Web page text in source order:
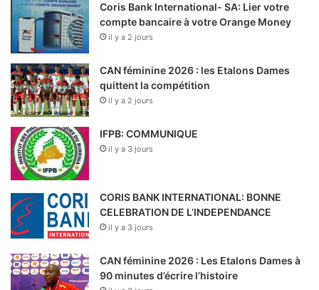
Coris Bank International- SA: Lier votre
compte bancaire à votre Orange Money
il y a 2 jours
CAN féminine 2026 : les Etalons Dames
quittent la compétition
il y a 2 jours
IFPB: COMMUNIQUE
il y a 3 jours
CORIS BANK INTERNATIONAL: BONNE
CELEBRATION DE L’INDEPENDANCE
il y a 3 jours
CAN féminine 2026 : Les Etalons Dames à
90 minutes d’écrire l’histoire